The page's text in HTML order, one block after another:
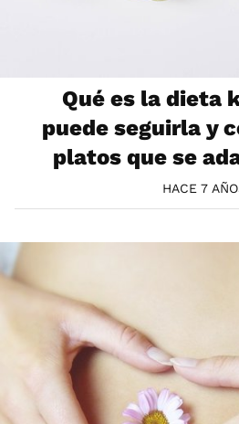
Qué es la dieta
puede seguirla y
platos que se
HACE 7